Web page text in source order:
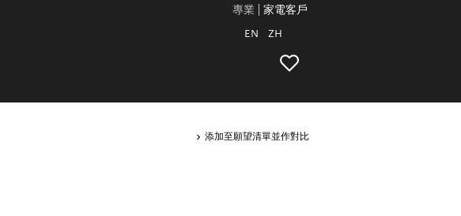
添加至願望清單並作對比
家電客戶
專業
EN ZH